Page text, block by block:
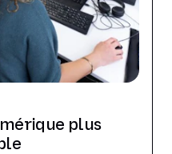
plus